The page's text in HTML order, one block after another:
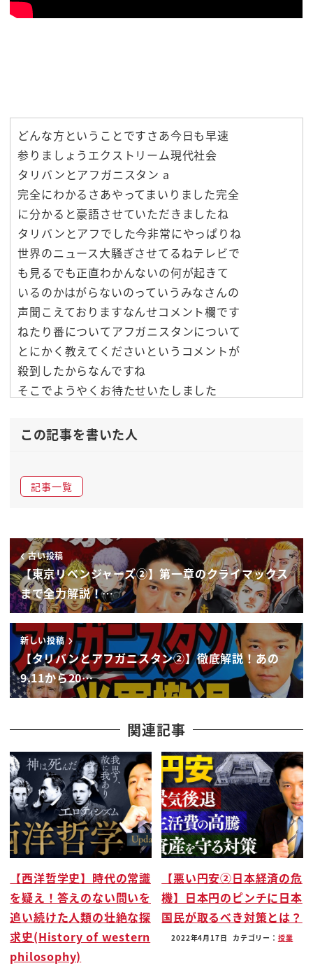
どんな方ということですさあ今日も早速
参りましょうエクストリーム現代社会
タリバンとアフガニスタン a
完全にわかるさあやってまいりました完全
に分かると豪語させていただきましたね
タリバンとアフでした今非常にやっぱりね
世界のニュース大騒ぎさせてるねテレビで
も見るでも正直わかんないの何が起きて
いるのかはがらないのっていうみなさんの
声聞こえておりますなんせコメント欄です
ねたり番についてアフガニスタンについて
とにかく教えてくださいというコメントが
殺到したからなんですね
そこでようやくお待たせいたしました
大丈夫はタリバンとアフガニスタンについ
わからないのかということはわかっており
アフガニスタンの首都カブールを制圧した
んだよとで米軍が撤退するんだよとそこ
まではわかってるんですよね電マと肉味噌
の米軍撤退に間に合うようにもうどれぐ
アフガニスタンからで対応で売ってる人
たちとか金な米軍機なんか違うについたり
してねの大騒ぎしてるからなんかすごい
ことを着てるよねっていうのはわかるんだ
けどもなんでわからないかと言いますと
ですねそのニュースを聞いてもなんか腑に
落ちないなぜかそれはまずタリバンが何な
のかこれですよねこれが分からない
タリバンが何なのかがわからないひとつ
これですねもう一つはなぜアメリカが
アフガニスタン逃げたのかアメリカ軍が
なぜアフガニスタンでいたのかがよく
わからないだからなんでいたのか分から
ないアメリカ軍が撤退してなんだはよく
わからないタリバンが制圧したなぜか
分からないし何かがわからないだから
ニュースを何回聞いてもわかりませんはい
中田さんどうぞそういうことですよね
この記事を書いた人
記事一覧
古い投稿
【東京リベンジャーズ②】第一章のクライマックス
まで全力解説！…
新しい投稿
【タリバンとアフガニスタン②】徹底解説！あの
9.11から20…
関連記事
【西洋哲学史】時代の常識
を疑え！答えのない問いを
追い続けた人類の壮絶な探
求史(History of western
philosophy)
【悪い円安②日本経済の危
機】日本円のピンチに日本
国民が取るべき対策とは？
2022年4月17日 カテゴリー： 授業